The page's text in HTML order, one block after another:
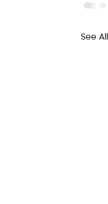
See All